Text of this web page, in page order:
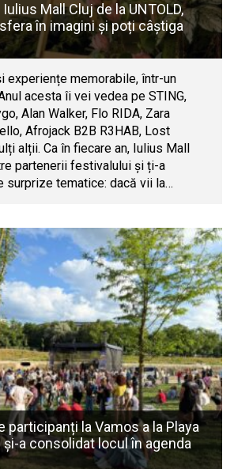
Mall Cluj de la UNTOLD,
în imagini și poți câștiga
experiențe memorabile, într-un
acesta îi vei vedea pe STING,
Alan Walker, Flo RIDA, Zara
Afrojack B2B R3HAB, Lost
alții. Ca în fiecare an, Iulius Mall
partenerii festivalului și ți-a
surprize tematice: dacă vii la…
participanți la Vamos a la Playa
a consolidat locul în agenda